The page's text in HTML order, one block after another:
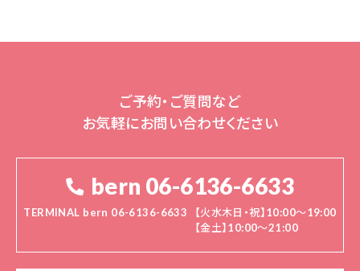
ご予約・ご質問など
お気軽にお問い合わせください
bern 06-6136-6633
TERMINAL bern 06-6136-6633
【火水木日・祝】10:00～19:00
【金土】10:00〜21:00